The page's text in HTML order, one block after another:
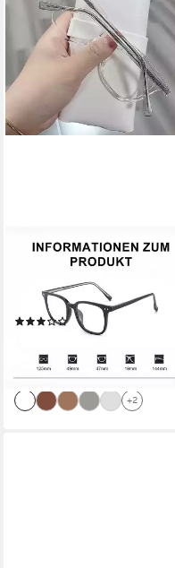
PACIEA
Brille Damen Herren Ohne
Sehstärke Anti Blaulicht Anti-
Müdigkeit Mode
(2)
35,99 €
-28%
lieferbar in 3 Wochen
+2